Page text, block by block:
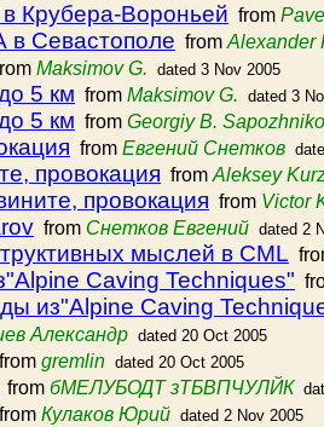
Крубера-Вороньей from
Севастополе from Alexander
Maksimov G. dated 3 Nov 2005
5 км from Maksimov G. dated 3
5 км from Georgiy B.
from Евгений Снетков
провокация from Aleksey
провокация from Victor
from Снетков Евгений dated 2
мыслей в CML
Caving Techniques"
из"Alpine Caving
Александр dated 20 Oct 2005
from gremlin dated 20 Oct 2005
from бМЕЛУБОДТ зТБВПЧУЛЙК
from Кулаков Юрий dated 2 Nov 2005